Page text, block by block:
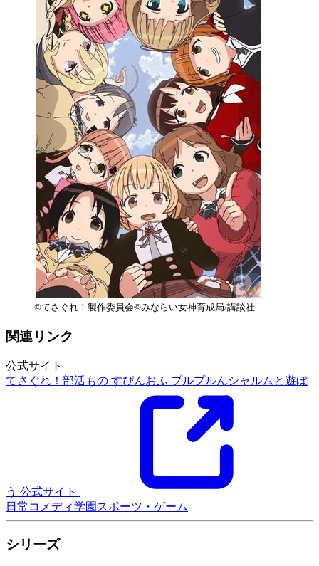
©てさぐれ！製作委員会©みならい女神育成局/講談社
関連リンク
公式サイト
てさぐれ！部活もの すぴんおふ プルプルんシャルムと遊ぼ
う 公式サイト
日常 コメディ学園 スポーツ・ゲーム
シリーズ